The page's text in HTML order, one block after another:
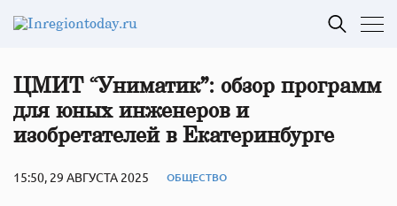
ЦМИТ “Униматик”: обзор программ
для юных инженеров и
изобретателей в Екатеринбурге
15:50, 29 АВГУСТА 2025 ОБЩЕСТВО